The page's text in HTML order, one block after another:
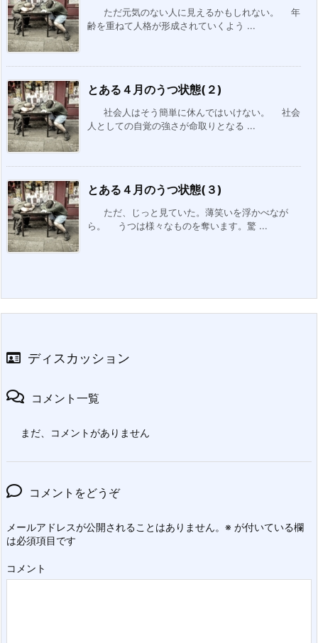
ただ元気のない人に見えるかもしれない。 年
齢を重ねて人格が形成されていくよう ...
とある４月のうつ状態(２)
社会人はそう簡単に休んではいけない。 社会
人としての自覚の強さが命取りとなる ...
とある４月のうつ状態(３)
ただ、じっと見ていた。薄笑いを浮かべなが
ら。 うつは様々なものを奪います。驚 ...
ディスカッション
コメント一覧
まだ、コメントがありません
コメントをどうぞ
メールアドレスが公開されることはありません。 ※ が付いている欄
は必須項目です
コメント